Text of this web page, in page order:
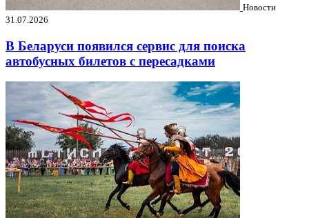
Новости
31.07.2026
В Беларуси появился сервис для поиска
автобусных билетов с пересадками